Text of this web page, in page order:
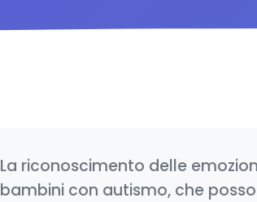
La riconoscimento delle
bambini con autismo, che